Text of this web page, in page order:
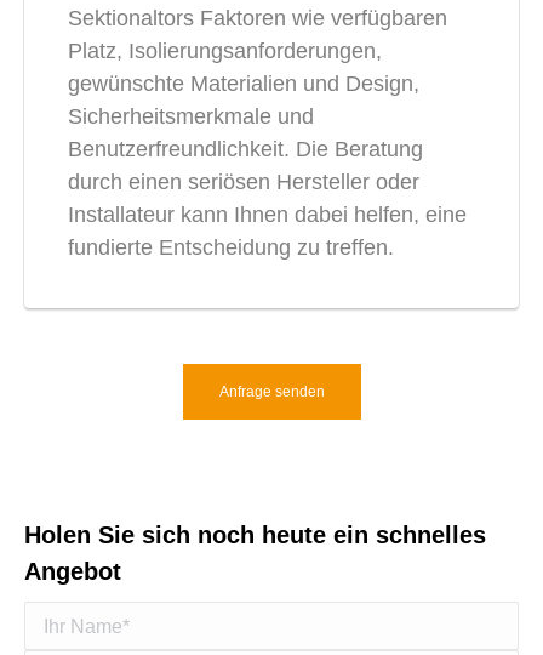
Sektionaltors Faktoren wie verfügbaren
Platz, Isolierungsanforderungen,
gewünschte Materialien und Design,
Sicherheitsmerkmale und
Benutzerfreundlichkeit. Die Beratung
durch einen seriösen Hersteller oder
Installateur kann Ihnen dabei helfen, eine
fundierte Entscheidung zu treffen.
Anfrage senden
Holen Sie sich noch heute ein schnelles
Angebot